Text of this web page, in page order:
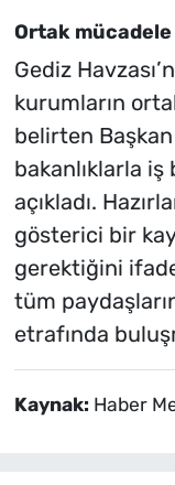
Ortak mücadele
Gediz
kurumların
belirten
bakanlıklarla iş
açıkladı.
gösterici bir
gerektiğini
tüm
etrafında
Kaynak: Haber